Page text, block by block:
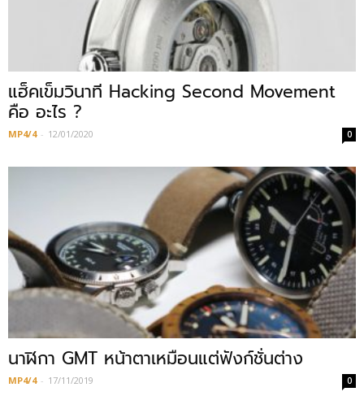
แฮ็คเข็มวินาที Hacking Second Movement
คือ อะไร ?
MP4/4 - 12/01/2020 0
นาฬิกา GMT หน้าตาเหมือนแต่ฟังก์ชั่นต่าง
MP4/4 - 17/11/2019 0